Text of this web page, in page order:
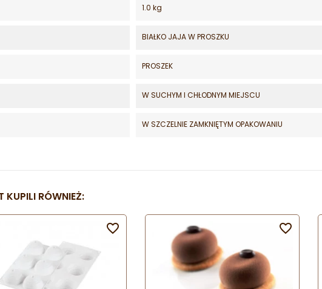
1.0 kg
BIAŁKO JAJA W PROSZKU
PROSZEK
W SUCHYM I CHŁODNYM MIEJSCU
W SZCZELNIE ZAMKNIĘTYM OPAKOWANIU
KUPILI RÓWNIEŻ:
 